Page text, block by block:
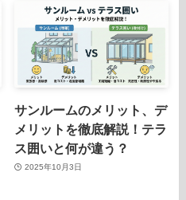
サンルームのメリット、デ
メリットを徹底解説！テラ
ス囲いと何が違う？
2025年10月3日